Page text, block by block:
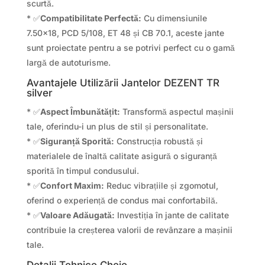
scurtă.
* ✅Compatibilitate Perfectă: Cu dimensiunile
7.50×18, PCD 5/108, ET 48 și CB 70.1, aceste jante
sunt proiectate pentru a se potrivi perfect cu o gamă
largă de autoturisme.
Avantajele Utilizării Jantelor DEZENT TR
silver
* ✅Aspect Îmbunătățit: Transformă aspectul mașinii
tale, oferindu-i un plus de stil și personalitate.
* ✅Siguranță Sporită: Construcția robustă și
materialele de înaltă calitate asigură o siguranță
sporită în timpul condusului.
* ✅Confort Maxim: Reduc vibrațiile și zgomotul,
oferind o experiență de condus mai confortabilă.
* ✅Valoare Adăugată: Investiția în jante de calitate
contribuie la creșterea valorii de revânzare a mașinii
tale.